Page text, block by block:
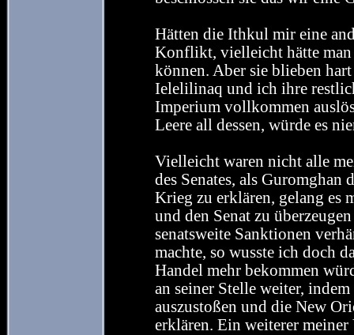
Hätten die Ithkul mir eine
Konflikt, vielleicht hätte
können. Aber sie blieben
Ielelilinaq und ich ihre
Imperium vollkommen
Leere all dessen, würde es
Vielleicht waren nicht alle
des Senates, als
Krieg zu erklären, gelang es
und den Senat zu
senatsweite Sanktionen
machte, so wusste ich doch
Handel mehr bekommen
an seiner Stelle weiter,
auszustoßen und die New
erklären. Ein weiterer